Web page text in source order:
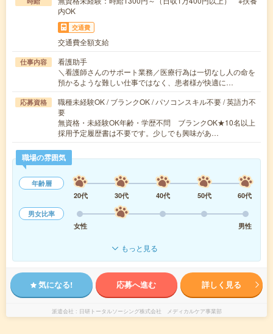
内OK
交通費
交通費全額支給
仕事内容
看護助手
＼看護師さんのサポート業務／医療行為は一切なし人の命を
預かるような難しい仕事ではなく、患者様が快適に…
応募資格
職種未経験OK / ブランクOK / パソコンスキル不要 / 英語力不
要
無資格・未経験OK年齢・学歴不問 ブランクOK★10名以上
採用予定履歴書は不要です。少しでも興味があ…
職場の雰囲気
年齢層
20代
30代 40代 50代
60代
男女比率
女性
男性
もっと見る
気になる! 応募へ進む 詳しく見る
派遣会社 日研トータルソーシング株式会社 メディカルケア事業部